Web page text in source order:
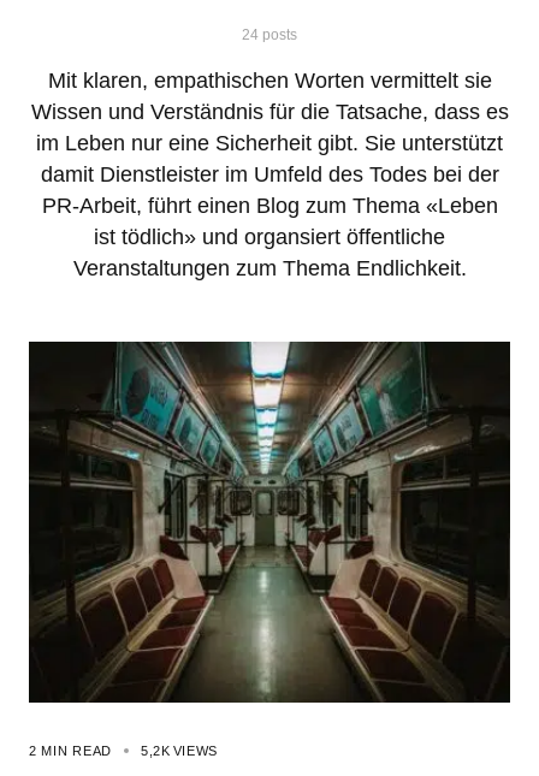
24 posts
Mit klaren, empathischen Worten vermittelt sie
Wissen und Verständnis für die Tatsache, dass es
im Leben nur eine Sicherheit gibt. Sie unterstützt
damit Dienstleister im Umfeld des Todes bei der
PR-Arbeit, führt einen Blog zum Thema «Leben
ist tödlich» und organsiert öffentliche
Veranstaltungen zum Thema Endlichkeit.
2 MIN READ 5,2K VIEWS